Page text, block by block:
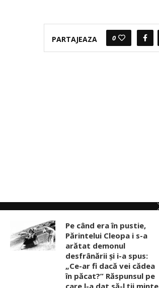
PARTAJEAZA 0
Pe când era în pustie,
Părintelui Cleopa i s-a
arătat demonul
desfrânării şi i-a spus:
„Ce-ar fi dacă vei cădea
în păcat?” Răspunsul pe
care l-a dat să-l ții minte,